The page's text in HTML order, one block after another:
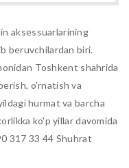
aksessuarlarining
beruvchilardan biri.
Toshkent shahrida
o'rnatish va
hurmat va barcha
ko'p yillar davomida
317 33 44 Shuhrat